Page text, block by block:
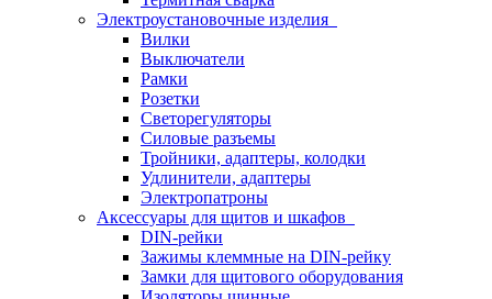
Электроустановочные изделия
Вилки
Выключатели
Рамки
Розетки
Светорегуляторы
Силовые разъемы
Тройники, адаптеры, колодки
Удлинители, адаптеры
Электропатроны
Аксессуары для щитов и шкафов
DIN-рейки
Зажимы клеммные на DIN-рейку
Замки для щитового оборудования